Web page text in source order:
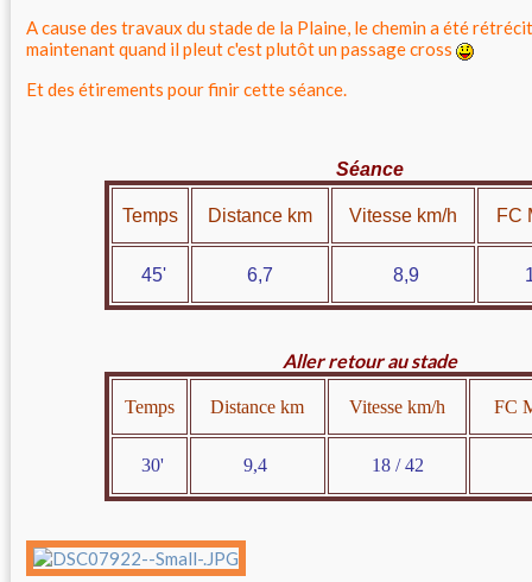
A cause des travaux du stade de la Plaine, le chemin a été
maintenant quand il pleut c'est plutôt un passage cross
Et des étirements pour finir cette séance.
Séance
Temps Distance km Vitesse km/h FC
45' 6,7 8,9
Aller retour au stade
Temps Distance km Vitesse km/h FC
30' 9,4 18 / 42